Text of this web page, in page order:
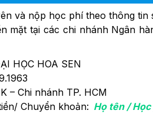
và nộp học phí theo thông tin
mặt tại các chi nhánh Ngân
HỌC HOA SEN
– Chi nhánh TP. HCM
Chuyển khoản: Họ tên /